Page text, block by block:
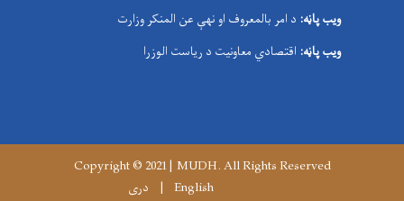
ویب پاڼه: د امر بالمعروف او نهې عن المنکر وزارت
ویب پاڼه: اقتصادي معاونیت د ریاست الوزرا
Copyright © 2021 | MUDH. All Rights Reserved
English
دری